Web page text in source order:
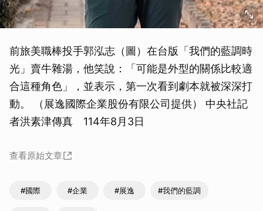
前旅美職棒投手郭泓志（圖）在台版「我們的藍調時
光」賣牛雜湯，他笑說：「可能是外型的關係比較適
合這種角色」，並表示，第一次看到劇本就被深深打
動。 （展逸國際企業股份有限公司提供） 中央社記
者洪素津傳真 114年8月3日
查看原始文章
#國際 #企業 #展逸 #我們的藍調